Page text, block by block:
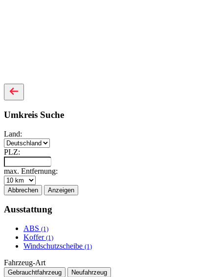
Umkreis Suche
Land:
PLZ:
max. Entfernung:
Abbrechen Anzeigen
Ausstattung
ABS (1)
Koffer (1)
Windschutzscheibe (1)
Fahrzeug-Art
Gebrauchtfahrzeug Neufahrzeug